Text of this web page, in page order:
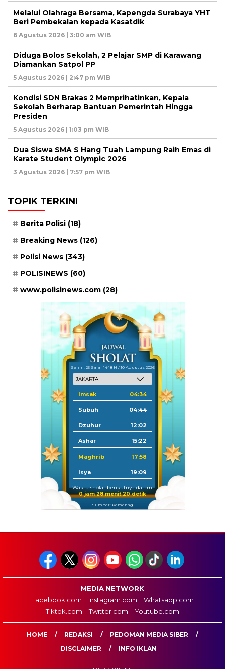
Melalui Olahraga Bersama, Kapengda Surabaya YHT
Beri Pembekalan kepada Kasatdik
6 Agustus 2026 | 3:00 am WIB
Diduga Bolos Sekolah, 2 Pelajar SMP di Karawang
Diamankan Satpol PP
5 Agustus 2026 | 2:47 pm WIB
Kondisi SDN Brakas 2 Memprihatinkan, Kepala
Sekolah Berharap Bantuan Pemerintah Hingga
Presiden
5 Agustus 2026 | 1:03 pm WIB
Dua Siswa SMA S Hang Tuah Lampung Raih Emas di
Karate Student Olympic 2026
3 Agustus 2026 | 7:57 pm WIB
TOPIK TERKINI
Berita Polisi (18)
Breaking News (126)
Polisi News (343)
POLISINEWS (60)
www.polisinews.com (28)
Senin, 25 Safar 1448 H / 10 Agustus 2026
Imsak 04:34
Subuh 04:44
Dzuhur 12:02
Ashar 15:22
Maghrib 17:58
Isya 19:09
Waktu sholat berikutnya dalam:
0 jam 28 menit 20 detik
Sumber: Kemenag
MEDIA NETWORK
Facebook.com
Instagram.com
Whatsapp.com
Tiktok.com
Twitter.com Youtube.com
HOME REDAKSI
PEDOMAN MEDIA SIBER
DISCLAIMER
INFO IKLAN